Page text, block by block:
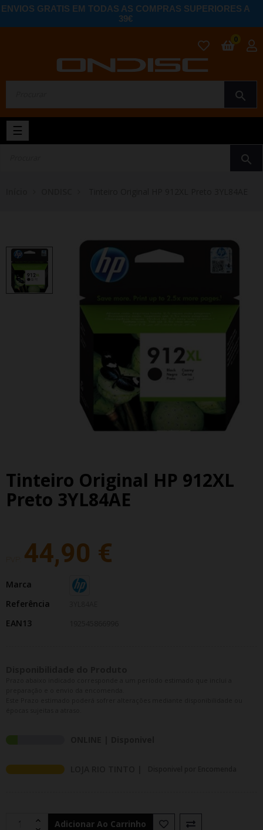
ENVIOS GRATIS EM TODAS AS COMPRAS SUPERIORES A
39€
search
0
Toggle
navigation
☰
search
Tinteiro Original HP 912XL
Preto 3YL84AE
44,90 €
Marca
Referência
EAN13
Adicionar Ao Carrinho